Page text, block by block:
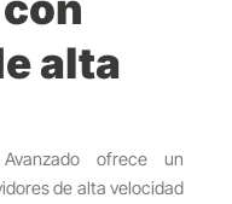
alta
ofrece un
de alta velocidad